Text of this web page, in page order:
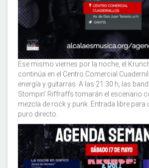
Ese mismo viernes por la noche, el
continúa en el Centro Comercial
energía y guitarras. A las 21:30 h, las
Stompin’ Riffraffs tomarán el escenario
mezcla de rock y punk. Entrada libre para
puro directo.